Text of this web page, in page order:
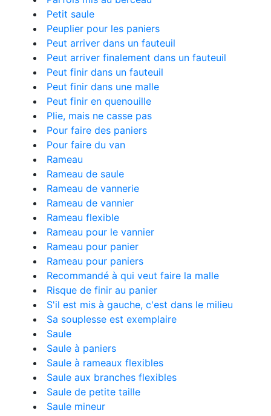
Petit saule
Peuplier pour les paniers
Peut arriver dans un fauteuil
Peut arriver finalement dans un fauteuil
Peut finir dans un fauteuil
Peut finir dans une malle
Peut finir en quenouille
Plie, mais ne casse pas
Pour faire des paniers
Pour faire du van
Rameau
Rameau de saule
Rameau de vannerie
Rameau de vannier
Rameau flexible
Rameau pour le vannier
Rameau pour panier
Rameau pour paniers
Recommandé à qui veut faire la malle
Risque de finir au panier
S'il est mis à gauche, c'est dans le milieu
Sa souplesse est exemplaire
Saule
Saule à paniers
Saule à rameaux flexibles
Saule aux branches flexibles
Saule de petite taille
Saule mineur